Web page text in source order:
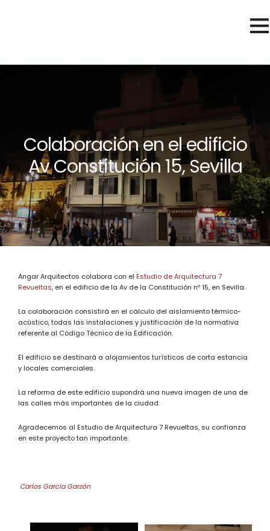
Colaboración en el edificio
Av Constitución 15, Sevilla
Angar Arquitectos colabora con el Estudio de Arquitectura 7
Revueltas, en el edificio de la Av de la Constitución nº 15, en Sevilla.
La colaboración consistirá en el cálculo del aislamiento térmico-
acústico, todas las instalaciones y justificación de la normativa
referente al Código Técnico de la Edificación.
El edificio se destinará a alojamientos turísticos de corta estancia
y locales comerciales.
La reforma de este edificio supondrá una nueva imagen de una de
las calles más importantes de la ciudad.
Agradecemos al Estudio de Arquitectura 7 Revueltas, su confianza
en este proyecto tan importante.
Carlos García Garzón